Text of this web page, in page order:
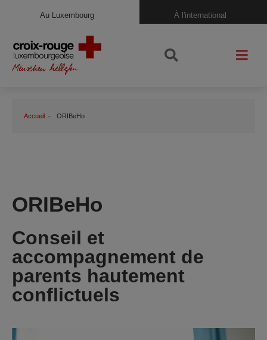
Au Luxembourg À l'international
Accueil ORIBeHo
ORIBeHo
Conseil et
accompagnement de
parents hautement
conflictuels